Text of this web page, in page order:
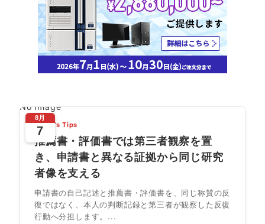
No Image
8月
7
Today's Tips
推薦書・評価書では第三者観察を置
き、申請書と異なる証拠から同じ研究
者像を支える
申請書の自己記述と推薦書・評価書を、同じ称賛の反
復ではなく、本人の判断記録と第三者が観察した反復
行動へ分担します。...